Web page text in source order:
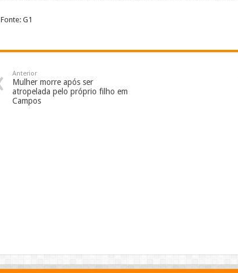
Fonte: G1
Anterior
Mulher morre após ser
atropelada pelo próprio filho em
Campos